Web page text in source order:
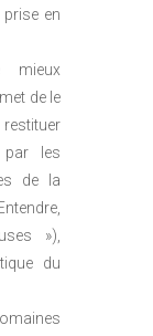
en
mieux
de le
par les
de la
»),
du